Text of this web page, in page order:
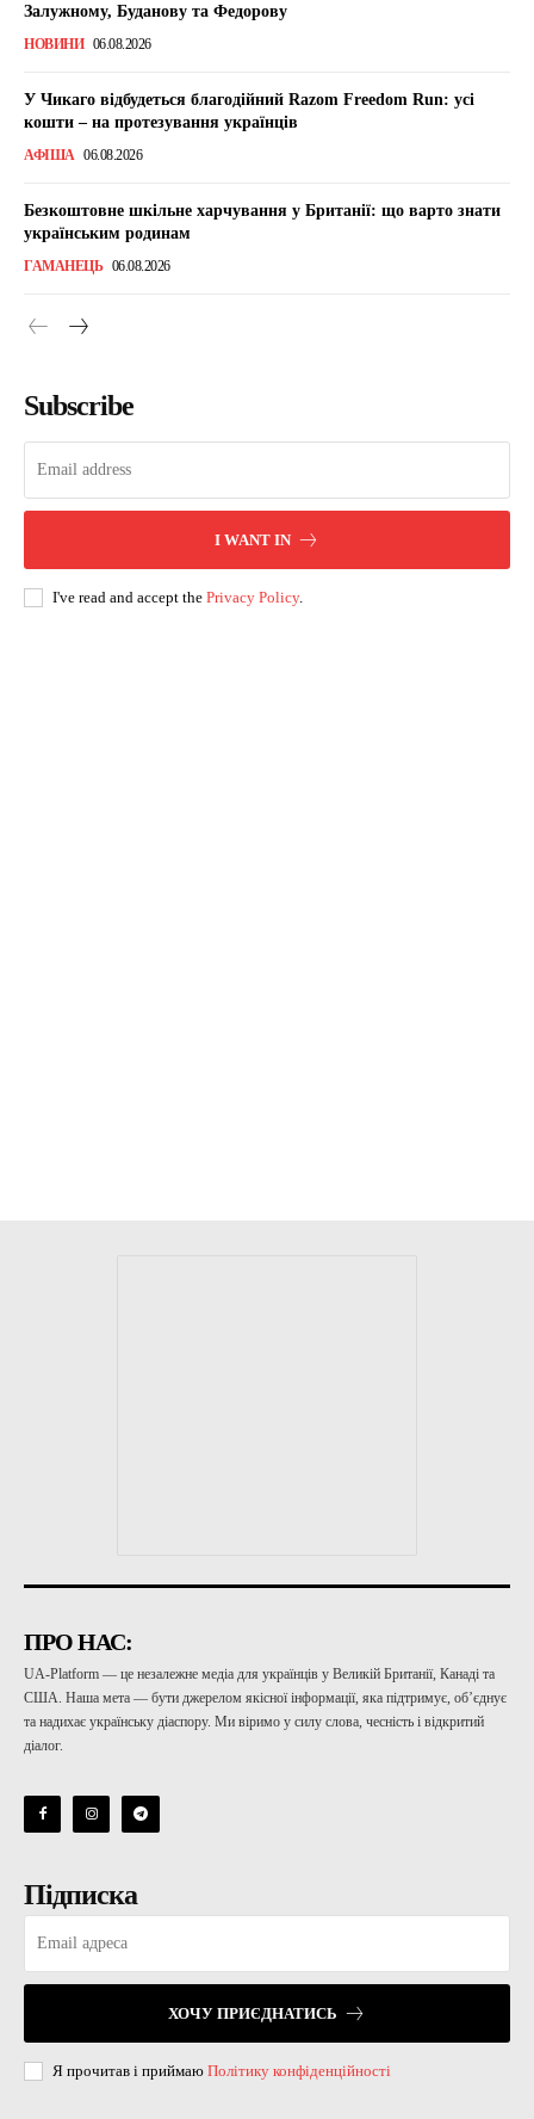
Залужному, Буданову та Федорову
НОВИНИ 06.08.2026
У Чикаго відбудеться благодійний Razom Freedom Run: усі
кошти – на протезування українців
АФІША 06.08.2026
Безкоштовне шкільне харчування у Британії: що варто знати
українським родинам
ГАМАНЕЦЬ 06.08.2026
Subscribe
I WANT IN
I've read and accept the Privacy Policy.
ПРО НАС:
UA-Platform — це незалежне медіа для українців у Великій Британії, Канаді та
США. Наша мета — бути джерелом якісної інформації, яка підтримує, об’єднує
та надихає українську діаспору. Ми віримо у силу слова, чесність і відкритий
діалог.
Підписка
ХОЧУ ПРИЄДНАТИСЬ
Я прочитав і приймаю Політику конфіденційності